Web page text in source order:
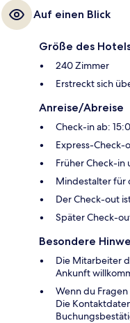
Auf einen Blick
Größe des
240 Zimmer
Erstreckt sich
Anreise/Abreise
Check-in ab:
Express-
Früher Check-
Mindestalter für
Der Check-out
Später Check-
Besondere
Die Mitarbeiter
Ankunft
Wenn du
Die